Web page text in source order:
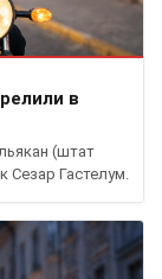
в
(штат
Сезар Гастелум.